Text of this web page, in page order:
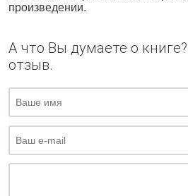
произведении.
А что Вы думаете о
отзыв.